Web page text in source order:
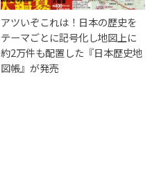
アツいぞこれは！日本の歴史を
テーマごとに記号化し地図上に
約2万件も配置した『日本歴史地
図帳』が発売